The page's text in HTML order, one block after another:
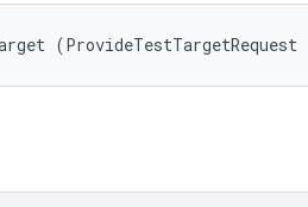
(ProvideTestTargetRequest